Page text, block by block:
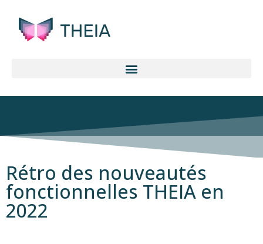
Rétro des nouveautés
fonctionnelles THEIA en
2022